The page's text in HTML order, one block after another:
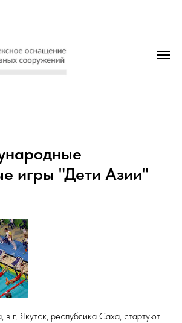
игры "Дети Азии"
г. Якутск, республика Саха, стартуют